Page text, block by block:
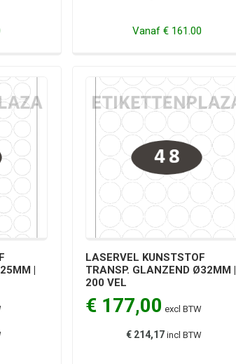
Vanaf € 161.00
|
LASERVEL KUNSTSTOF
TRANSP. GLANZEND Ø32MM |
200 VEL
€ 177,00 excl BTW
€ 214,17incl BTW